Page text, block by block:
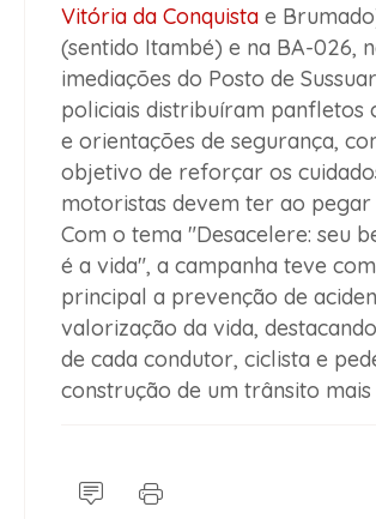
Vitória da Conquista e
(sentido Itambé) e na BA-026,
imediações do Posto de
policiais distribuíram panfletos
e orientações de segurança,
objetivo de reforçar os
motoristas devem ter ao pegar
Com o tema "Desacelere: seu
é a vida", a campanha teve
principal a prevenção de
valorização da vida,
de cada condutor, ciclista e
construção de um trânsito mais